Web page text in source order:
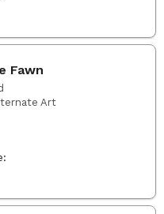
Fawn
Art